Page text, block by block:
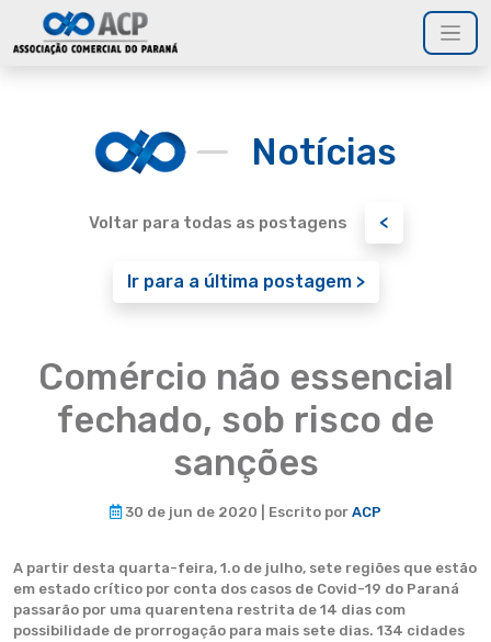
Notícias
Voltar para todas as postagens <
Ir para a última postagem >
Comércio não essencial
fechado, sob risco de
sanções
30 de jun de 2020 | Escrito por ACP
A partir desta quarta-feira, 1.o de julho, sete regiões que estão
em estado crítico por conta dos casos de Covid-19 do Paraná
passarão por uma quarentena restrita de 14 dias com
possibilidade de prorrogação para mais sete dias. 134 cidades